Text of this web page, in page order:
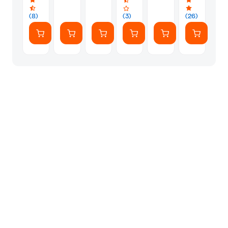
TV
(8)
280
AM5
Socket
(3)
32"
-
80"
έως
40kg
(26)